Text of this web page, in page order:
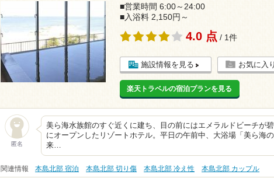
■営業時間 6:00～24:00
■入浴料 2,150円～
4.0 点 / 1件
施設情報を見る お気に入
楽天トラベルの宿泊プランを見る
匿名
美ら海水族館のすぐ近くに建ち、目の前にはエメラルドビーチが
にオープンしたリゾートホテル。平日の午前中、大浴場「美ら海
来…
関連情報 本島北部 宿泊 本島北部 切り傷 本島北部 冷え性 本島北部 カップル